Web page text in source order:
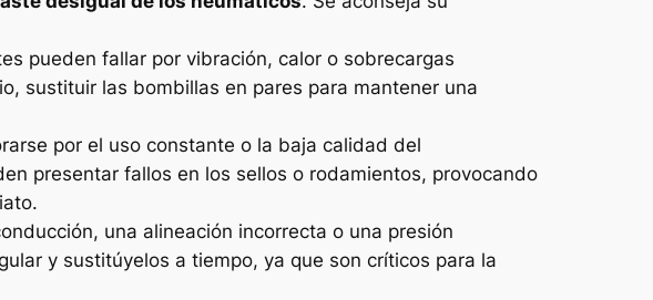
pueden fallar por vibración, calor o sobrecargas
sustituir las bombillas en pares para mantener una
por el uso constante o la baja calidad del
presentar fallos en los sellos o rodamientos, provocando
una alineación incorrecta o una presión
y sustitúyelos a tiempo, ya que son críticos para la